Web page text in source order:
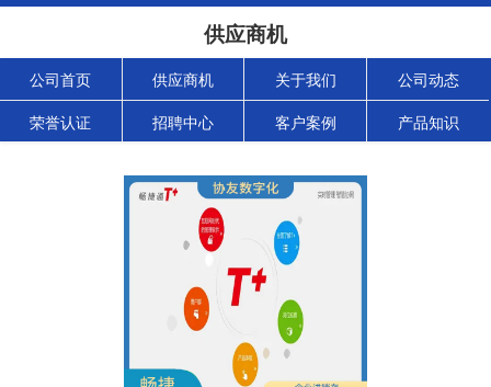
供应商机
公司首页 供应商机 关于我们 公司动态
荣誉认证 招聘中心 客户案例 产品知识